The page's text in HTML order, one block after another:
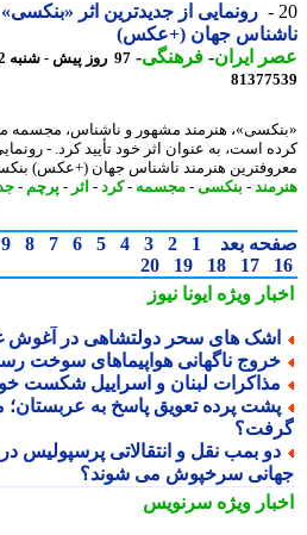
رونمایی از جدیدترین اثر «بنکسی» ؛
جهان (+عکس)
ایران- فرهنگی-97 روز پیش - شنبه 12 اردیبهشت 1405، 12:50
هنرمند مشهور و ناشناس، مجسمه مردی
است، به عنوان اثر خود تأیید کرد. - رونمایی
هنرمند ناشناس جهان (+عکس) بنکسی ،
-بنکسی-مجسمه-کرد-اثر - پرچم-جدید
بعد 1
2
3
4
5
6
7
8
9
10
17
18
19
20
ویژهایونا نیوز
های سحر دولتشاهی در آغوش
ناگهانی هواپیماهای سوخت رسان
لبنان و اسراییل شکست خورد؟
پرده تعویق پاسخ به عربستان؛
بمب نقل و انتقالاتی پرسپولیس در
سرخپوش می شوند؟
ویژهسرنویس